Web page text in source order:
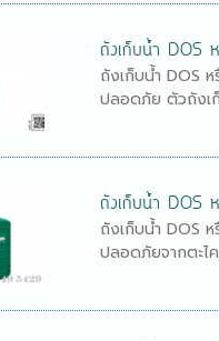
ถังเก็บน้ำ DOS
ถังเก็บน้ำ DOS
ปลอดภัย ตัวถังเก็
ถังเก็บน้ำ DOS
ถังเก็บน้ำ DOS
ปลอดภัยจากตะไ